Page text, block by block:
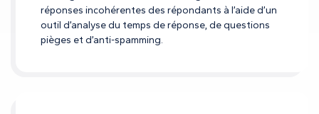
réponses incohérentes des répondants à l’aide d’un
outil d’analyse du temps de réponse, de questions
pièges et d’anti-spamming.